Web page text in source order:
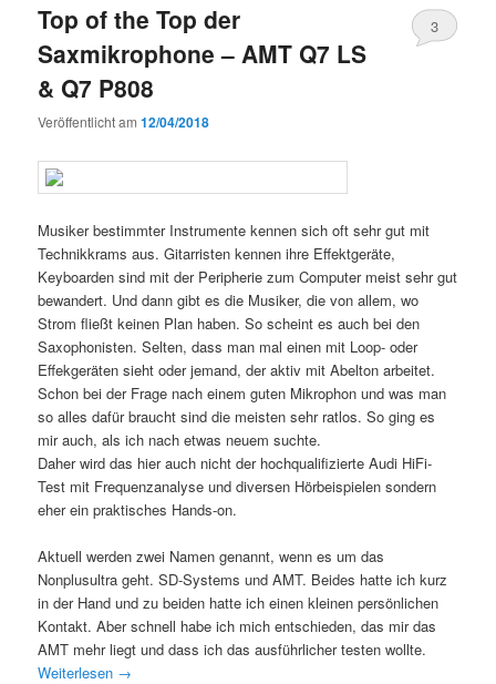
Top of the Top der
Saxmikrophone – AMT Q7 LS
& Q7 P808
Veröffentlicht am12/04/2018
3
Musiker bestimmter Instrumente kennen sich oft sehr gut mit
Technikkrams aus. Gitarristen kennen ihre Effektgeräte,
Keyboarden sind mit der Peripherie zum Computer meist sehr gut
bewandert. Und dann gibt es die Musiker, die von allem, wo
Strom fließt keinen Plan haben. So scheint es auch bei den
Saxophonisten. Selten, dass man mal einen mit Loop- oder
Effekgeräten sieht oder jemand, der aktiv mit Abelton arbeitet.
Schon bei der Frage nach einem guten Mikrophon und was man
so alles dafür braucht sind die meisten sehr ratlos. So ging es
mir auch, als ich nach etwas neuem suchte.
Daher wird das hier auch nicht der hochqualifizierte Audi HiFi-
Test mit Frequenzanalyse und diversen Hörbeispielen sondern
eher ein praktisches Hands-on.
Aktuell werden zwei Namen genannt, wenn es um das
Nonplusultra geht. SD-Systems und AMT. Beides hatte ich kurz
in der Hand und zu beiden hatte ich einen kleinen persönlichen
Kontakt. Aber schnell habe ich mich entschieden, das mir das
AMT mehr liegt und dass ich das ausführlicher testen wollte.
Weiterlesen →